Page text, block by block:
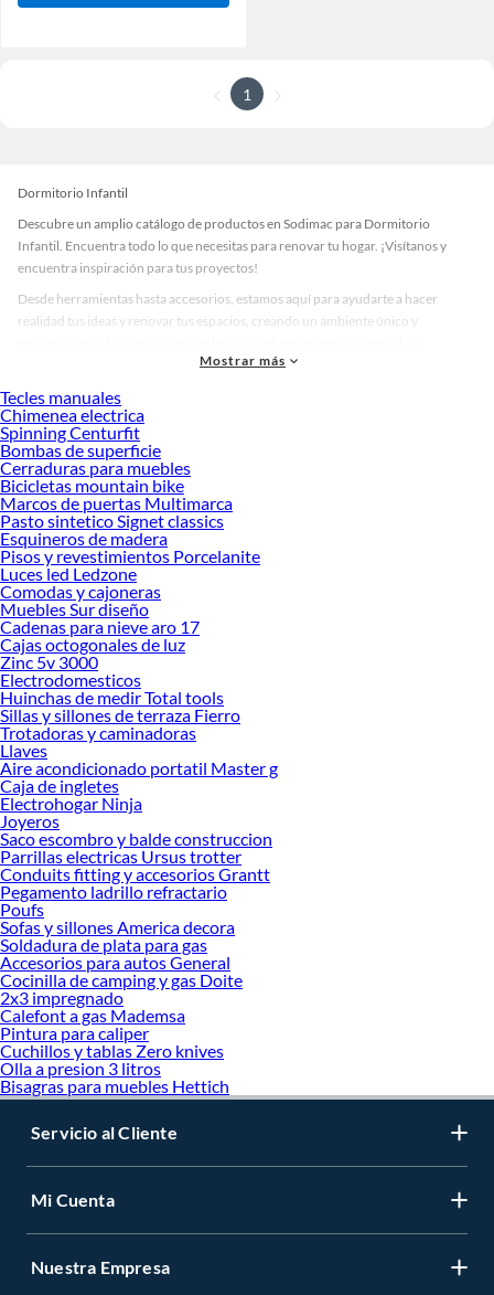
1
Dormitorio Infantil
Descubre un amplio catálogo de productos en Sodimac para Dormitorio
Infantil. Encuentra todo lo que necesitas para renovar tu hogar. ¡Visítanos y
encuentra inspiración para tus proyectos!
Desde herramientas hasta accesorios, estamos aquí para ayudarte a hacer
realidad tus ideas y renovar tus espacios, creando un ambiente único y
accesorios de calidad que te ayudarán a crear un espacio más tú.
Desde remodelaciones hasta proyectos de decoración, estamos aquí para hacer
tus ideas realidad. ¡Visítanos y encuentra todo lo que tenemos para ofrecerte en
Dormitorio Infantil!
Explora la variedad de productos de Dormitorio Infantil en Sodimac
Herramientas, materiales y accesorios de calidad para tus proyectos y
renovación de espacios. ¡Visítanos y descubre todo lo que tenemos para
ofrecerte!
Encuentra una amplia variedad de productos de Dormitorio Infantil en Sodimac.
Encuentra todo lo necesario para tus proyectos de renovación y decoración.
¡Visítanos y haz tus ideas realidad!
Mostrar más
Tecles manuales
Chimenea electrica
Spinning Centurfit
Bombas de superficie
Cerraduras para muebles
Bicicletas mountain bike
Marcos de puertas Multimarca
Pasto sintetico Signet classics
Esquineros de madera
Pisos y revestimientos Porcelanite
Luces led Ledzone
Comodas y cajoneras
Muebles Sur diseño
Cadenas para nieve aro 17
Cajas octogonales de luz
Zinc 5v 3000
Electrodomesticos
Huinchas de medir Total tools
Sillas y sillones de terraza Fierro
Trotadoras y caminadoras
Llaves
Aire acondicionado portatil Master g
Caja de ingletes
Electrohogar Ninja
Joyeros
Saco escombro y balde construccion
Parrillas electricas Ursus trotter
Conduits fitting y accesorios Grantt
Pegamento ladrillo refractario
Poufs
Sofas y sillones America decora
Soldadura de plata para gas
Accesorios para autos General
Cocinilla de camping y gas Doite
2x3 impregnado
Calefont a gas Mademsa
Pintura para caliper
Cuchillos y tablas Zero knives
Olla a presion 3 litros
Bisagras para muebles Hettich
Servicio al Cliente
Mi Cuenta
Nuestra Empresa